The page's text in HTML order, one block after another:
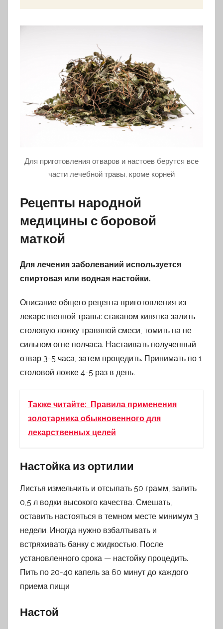
Для приготовления отваров и настоев берутся все
части лечебной травы, кроме корней
Рецепты народной
медицины с боровой
маткой
Для лечения заболеваний используется
спиртовая или водная настойки.
Описание общего рецепта приготовления из
лекарственной травы: стаканом кипятка залить
столовую ложку травяной смеси, томить на не
сильном огне полчаса. Настаивать полученный
отвар 3-5 часа, затем процедить. Принимать по 1
столовой ложке 4-5 раз в день.
Также читайте: Правила применения
золотарника обыкновенного для
лекарственных целей
Настойка из ортилии
Листья измельчить и отсыпать 50 грамм, залить
0,5 л водки высокого качества. Смешать,
оставить настояться в темном месте минимум 3
недели. Иногда нужно взбалтывать и
встряхивать банку с жидкостью. После
установленного срока — настойку процедить.
Пить по 20-40 капель за 60 минут до каждого
приема пищи
Настой